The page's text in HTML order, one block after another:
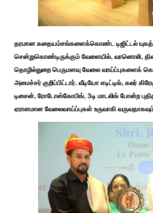
தரமான கதையம்சங்களைக்கொண்ட டிஜிட்டல்
சென்றுகொண்டிருக்கும் வேளையில், வானொலி,
தொழில்துறை பெருமளவு வேலை வாய்ப்புகளைக்
அமைச்சர் குறிப்பிட்டார். வீடியோ எடிட்டிங், கலர்
டிசைன், ரோடோஸ்கோபிங், 3டி மாடலிங் போன்ற
ஏராளமான வேலைவாய்ப்புகள் உருவாகி